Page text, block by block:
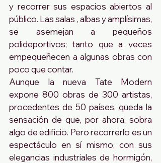
y recorrer sus espacios abiertos al
público. Las salas , albas y amplísimas,
se asemejan a pequeños
polideportivos; tanto que a veces
empequeñecen a algunas obras con
poco que contar.
Aunque la nueva Tate Modern
expone 800 obras de 300 artistas,
procedentes de 50 países, queda la
sensación de que, por ahora, sobra
algo de edificio. Pero recorrerlo es un
espectáculo en sí mismo, con sus
elegancias industriales de hormigón,